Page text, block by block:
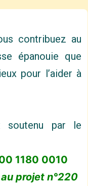
contribuez au
épanouie que
pour l’aider à
par le
1180 0010
projet n°220